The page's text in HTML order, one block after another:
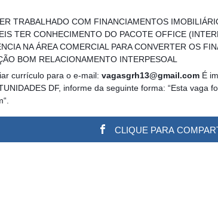
TRABALHADO COM FINANCIAMENTOS
TER CONHECIMENTO DO PACOTE OFFICE
NA ÁREA COMERCIAL PARA CONVERTER OS
BOM RELACIONAMENTO INTERPESOAL
currículo para o e-mail: vagasgrh13@gmail.com É
DF, informe da seguinte forma: “Esta vaga
CLIQUE PARA